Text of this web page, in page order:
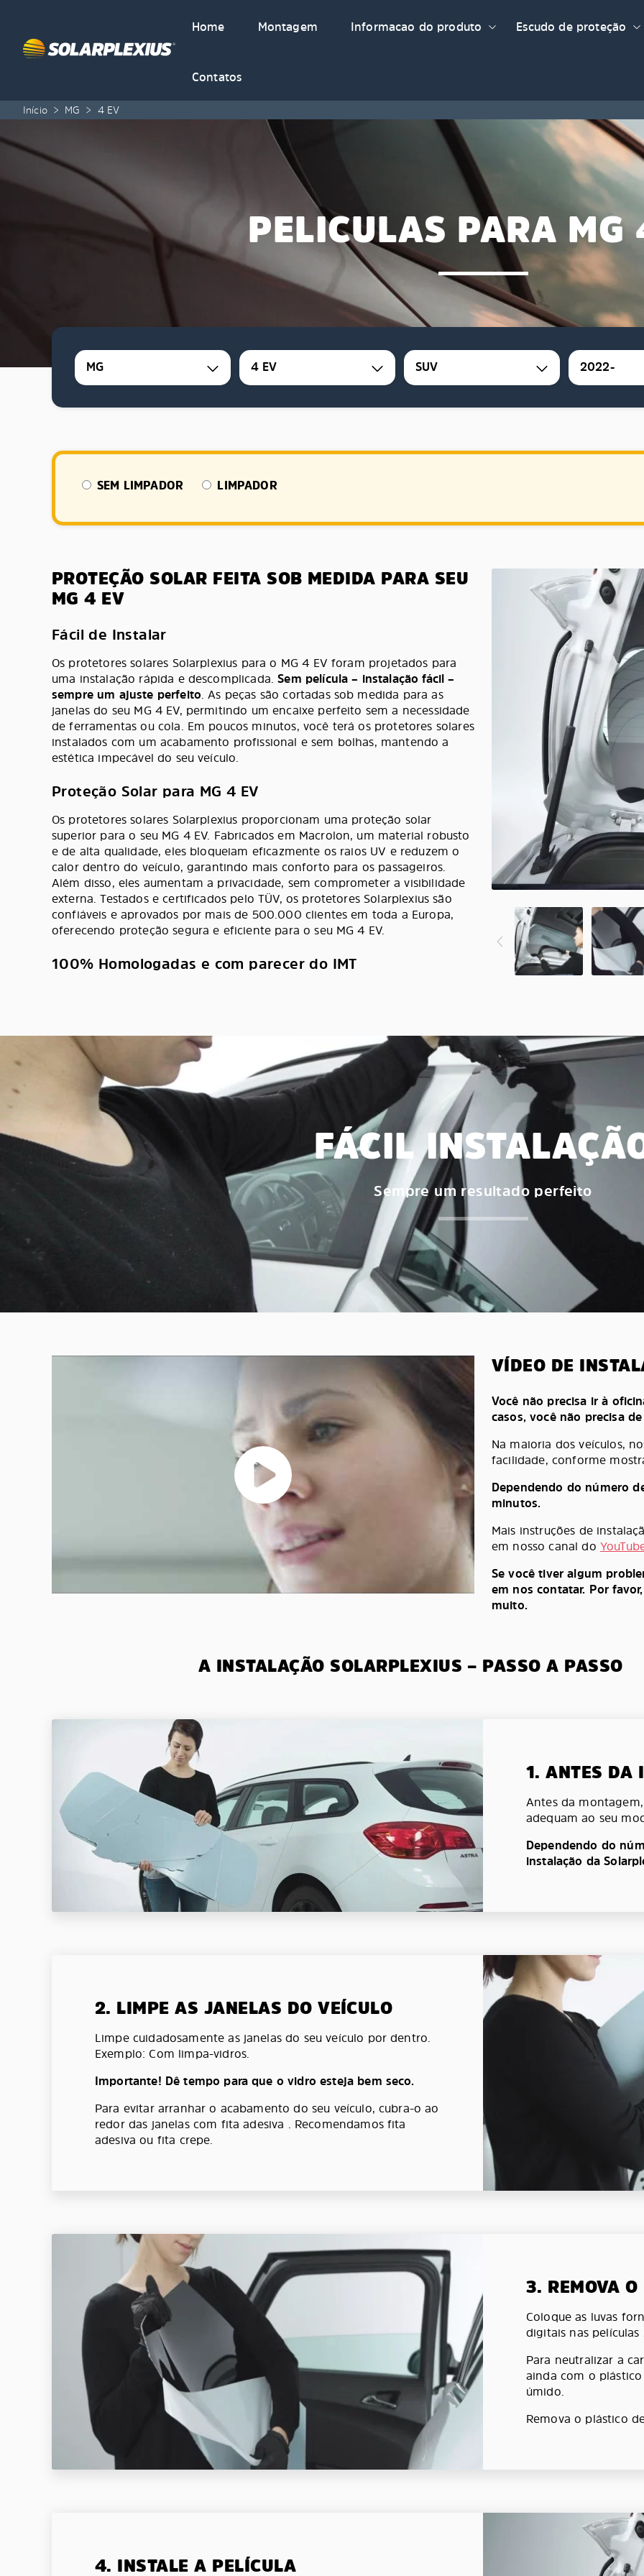
Home
Montagem Informacao do produto Escudo de proteção
Contatos
Início > MG > 4 EV
PELICULAS PARA MG
MG 4 EV SUV 2022-
SEM LIMPADOR LIMPADOR
PROTEÇÃO SOLAR FEITA SOB MEDIDA PARA SEU
MG 4 EV
Fácil de Instalar
Os protetores solares Solarplexius para o MG 4 EV foram projetados para
uma instalação rápida e descomplicada.Sem película – instalação fácil –
sempre um ajuste perfeito. As peças são cortadas sob medida para as
janelas do seu MG 4 EV, permitindo um encaixe perfeito sem a necessidade
de ferramentas ou cola. Em poucos minutos, você terá os protetores solares
instalados com um acabamento profissional e sem bolhas, mantendo a
estética impecável do seu veículo.
Proteção Solar para MG 4 EV
Os protetores solares Solarplexius proporcionam uma proteção solar
superior para o seu MG 4 EV. Fabricados em Macrolon, um material robusto
e de alta qualidade, eles bloqueiam eficazmente os raios UV e reduzem o
calor dentro do veículo, garantindo mais conforto para os passageiros.
Além disso, eles aumentam a privacidade, sem comprometer a visibilidade
externa. Testados e certificados pelo TÜV, os protetores Solarplexius são
confiáveis e aprovados por mais de 500.000 clientes em toda a Europa,
oferecendo proteção segura e eficiente para o seu MG 4 EV.
100% Homologadas e com parecer do IMT
FÁCIL
Sempre um resultado perfeito
VÍDEO DE
Você não precisa ir à
casos, você não precisa
Na maioria dos veículos,
facilidade, conforme
Dependendo do número
minutos.
Mais instruções de
em nosso canal do
Se você tiver algum
em nos contatar. Por
muito.
A INSTALAÇÃO SOLARPLEXIUS – PASSO A PASSO
1. ANTES DA
Antes da
adequam ao seu
Dependendo do
instalação da
2. LIMPE AS JANELAS DO VEÍCULO
Limpe cuidadosamente as janelas do seu veículo por dentro.
Exemplo: Com limpa-vidros.
Importante! Dê tempo para que o vidro esteja bem seco.
Para evitar arranhar o acabamento do seu veículo, cubra-o ao
redor das janelas com fita adesiva . Recomendamos fita
adesiva ou fita crepe.
3. REMOVA O
Coloque as luvas
digitais nas películas
Para neutralizar a
ainda com o
úmido.
Remova o plástico
4. INSTALE A PELÍCULA